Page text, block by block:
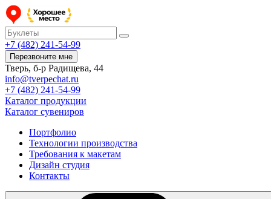
+7 (482) 241-54-99
Перезвоните мне
Тверь, б-р Радищева, 44
info@tverpechat.ru
+7 (482) 241-54-99
Каталог продукции
Каталог сувениров
Портфолио
Технологии производства
Требования к макетам
Дизайн студия
Контакты